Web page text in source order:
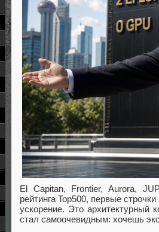
El Capitan, Frontier, Aurora,
рейтинга Top500, первые
ускорение. Это архитектурный
стал самоочевидным: хочешь